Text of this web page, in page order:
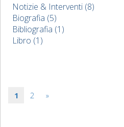
Notizie & Interventi (8)
Biografia (5)
Bibliografia (1)
Libro (1)
1 2 »